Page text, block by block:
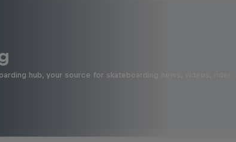
hub, your source for skateboarding news, videos, rider …